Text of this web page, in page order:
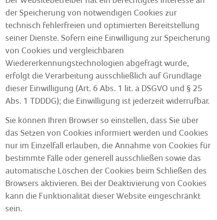
der Speicherung von notwendigen Cookies zur
technisch fehlerfreien und optimierten Bereitstellung
seiner Dienste. Sofern eine Einwilligung zur Speicherung
von Cookies und vergleichbaren
Wiedererkennungstechnologien abgefragt wurde,
erfolgt die Verarbeitung ausschließlich auf Grundlage
dieser Einwilligung (Art. 6 Abs. 1 lit. a DSGVO und § 25
Abs. 1 TDDDG); die Einwilligung ist jederzeit widerrufbar.
Sie können Ihren Browser so einstellen, dass Sie über
das Setzen von Cookies informiert werden und Cookies
nur im Einzelfall erlauben, die Annahme von Cookies für
bestimmte Fälle oder generell ausschließen sowie das
automatische Löschen der Cookies beim Schließen des
Browsers aktivieren. Bei der Deaktivierung von Cookies
kann die Funktionalität dieser Website eingeschränkt
sein.